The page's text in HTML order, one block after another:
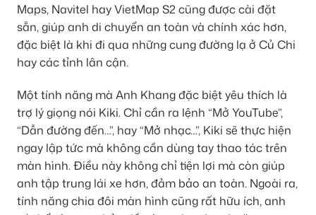
Maps, Navitel hay VietMap S2 cũng được cài đặt
sẵn, giúp anh di chuyển an toàn và chính xác hơn,
đặc biệt là khi đi qua những cung đường lạ ở Củ Chi
hay các tỉnh lân cận.
Một tính năng mà Anh Khang đặc biệt yêu thích là
trợ lý giọng nói Kiki. Chỉ cần ra lệnh “Mở YouTube”,
“Dẫn đường đến…”, hay “Mở nhạc…”, Kiki sẽ thực hiện
ngay lập tức mà không cần dùng tay thao tác trên
màn hình. Điều này không chỉ tiện lợi mà còn giúp
anh tập trung lái xe hơn, đảm bảo an toàn. Ngoài ra,
tính năng chia đôi màn hình cũng rất hữu ích, anh